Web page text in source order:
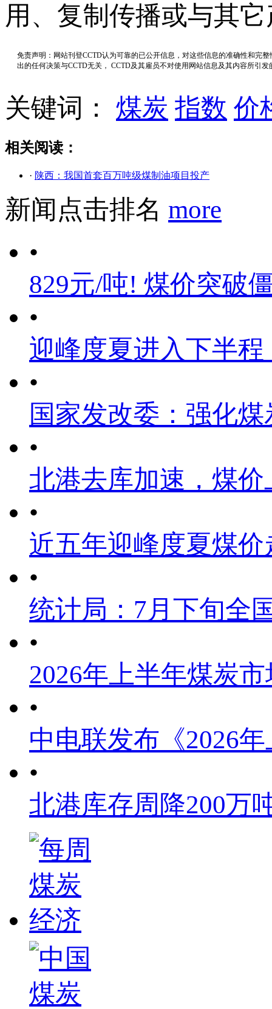
用、复制传播或与其
免责声明：网站刊登CCTD认为可靠的已公开信息，对这些信息的准确性和完
出的任何决策与CCTD无关， CCTD及其雇员不对使用网站信息及其内容所引
关键词： 煤炭 指数 价
相关阅读：
· 陕西：我国首套百万吨级煤制油项目投产
新闻点击排名 more
•
829元/吨! 煤价突破
•
迎峰度夏进入下半
•
国家发改委：强化
•
北港去库加速，煤
•
近五年迎峰度夏煤价
•
统计局：7月下旬全
•
2026年上半年煤炭
•
中电联发布《2026
•
北港库存周降200万